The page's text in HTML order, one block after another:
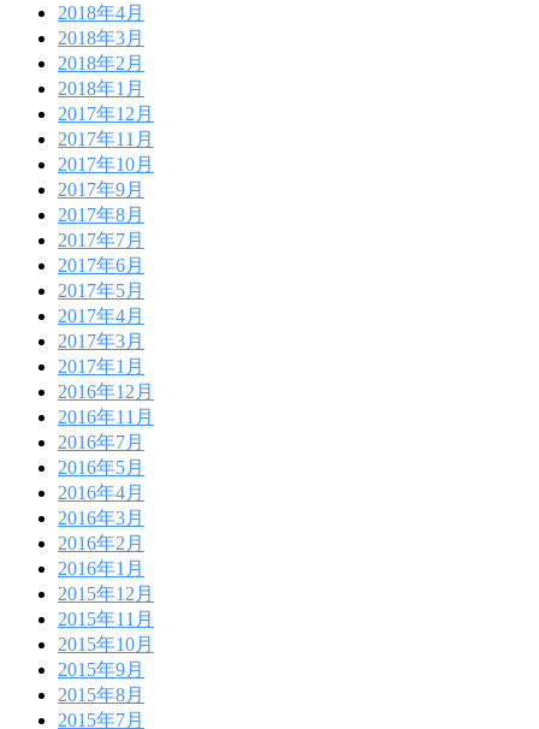
2018年4月
2018年3月
2018年2月
2018年1月
2017年12月
2017年11月
2017年10月
2017年9月
2017年8月
2017年7月
2017年6月
2017年5月
2017年4月
2017年3月
2017年1月
2016年12月
2016年11月
2016年7月
2016年5月
2016年4月
2016年3月
2016年2月
2016年1月
2015年12月
2015年11月
2015年10月
2015年9月
2015年8月
2015年7月